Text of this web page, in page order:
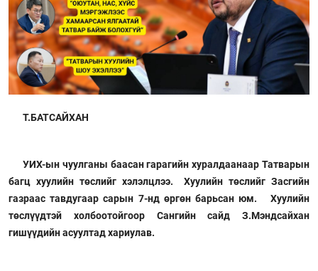
Т.БАТСАЙХАН
УИХ-ын чуулганы баасан гарагийн хуралдаанаар Татварын
багц хуулийн төслийг хэлэлцлээ. Хуулийн төслийг Засгийн
газраас тавдугаар сарын 7-нд өргөн барьсан юм. Хуулийн
төслүүдтэй холбоотойгоор Сангийн сайд З.Мэндсайхан
гишүүдийн асуултад хариулав.